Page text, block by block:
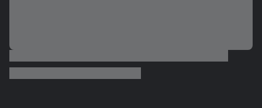
do Metrô de SP